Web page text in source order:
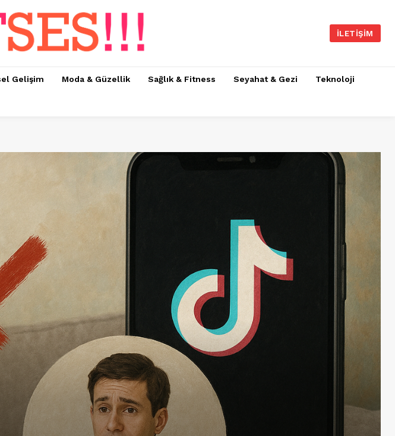
İLETIŞIM
Gelişim Moda & Güzellik Sağlık & Fitness Seyahat & Gezi Teknoloji